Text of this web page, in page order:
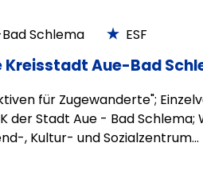
Schlema ESF
Kreisstadt Aue-Bad
für Zugewanderte";
der Stadt Aue - Bad
, Kultur- und Sozialzentrum...